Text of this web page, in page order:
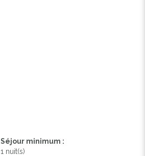
Séjour minimum :
1 nuit(s)